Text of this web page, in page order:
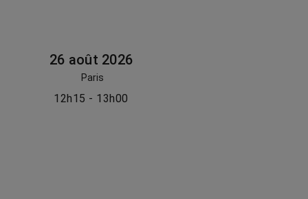
26 août 2026
Paris
12h15 - 13h00